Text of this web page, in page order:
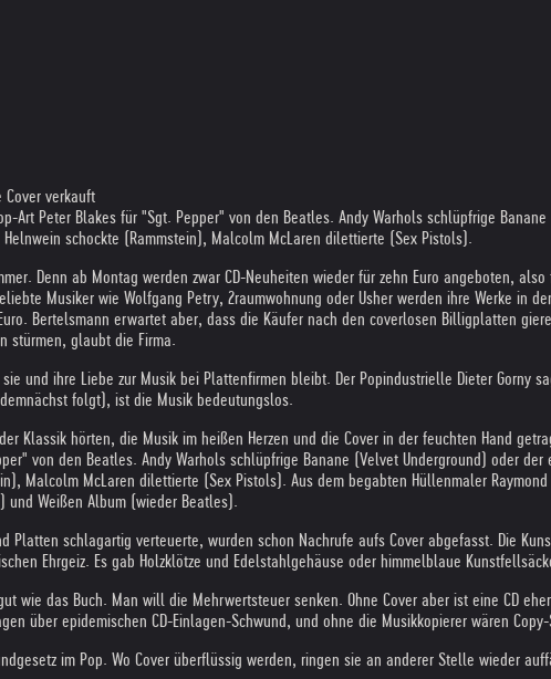
verkauft
Art Peter Blakes für "Sgt. Pepper" von den Beatles. Andy Warhols schlüpfrige
schockte (Rammstein), Malcolm McLaren dilettierte (Sex Pistols).
Denn ab Montag werden zwar CD-Neuheiten wieder für zehn Euro angeboten,
Musiker wie Wolfgang Petry, 2raumwohnung oder Usher werden ihre Werke in
Bertelsmann erwartet aber, dass die Käufer nach den coverlosen Billigplatten
stürmen, glaubt die Firma.
und ihre Liebe zur Musik bei Plattenfirmen bleibt. Der Popindustrielle Dieter Gorny
folgt), ist die Musik bedeutungslos.
Klassik hörten, die Musik im heißen Herzen und die Cover in der feuchten Hand
von den Beatles. Andy Warhols schlüpfrige Banane (Velvet Underground) oder
Malcolm McLaren dilettierte (Sex Pistols). Aus dem begabten Hüllenmaler
und Weißen Album (wieder Beatles).
Platten schlagartig verteuerte, wurden schon Nachrufe aufs Cover abgefasst. Die
Ehrgeiz. Es gab Holzklötze und Edelstahlgehäuse oder himmelblaue
wie das Buch. Man will die Mehrwertsteuer senken. Ohne Cover aber ist eine CD
über epidemischen CD-Einlagen-Schwund, und ohne die Musikkopierer wären
im Pop. Wo Cover überflüssig werden, ringen sie an anderer Stelle wieder